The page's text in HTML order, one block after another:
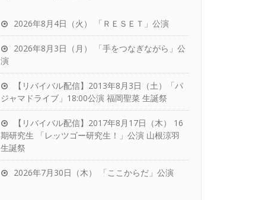
2026年8月4日（火） 「ＲＥＳＥＴ」公演
2026年8月3日（月） 「手をつなぎながら」公
演
【リバイバル配信】2013年8月3日（土）「パ
ジャマドライブ」18:00公演 福岡聖菜 生誕祭
【リバイバル配信】2017年8月17日（木） 16
期研究生 「レッツゴー研究生！」公演 山根涼羽
生誕祭
2026年7月30日（木） 「ここからだ」公演